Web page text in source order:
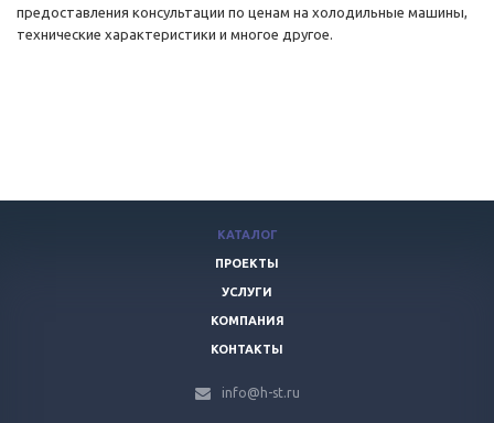
предоставления консультации по ценам на холодильные машины,
технические характеристики и многое другое.
КАТАЛОГ
ПРОЕКТЫ
УСЛУГИ
КОМПАНИЯ
КОНТАКТЫ
info@h-st.ru